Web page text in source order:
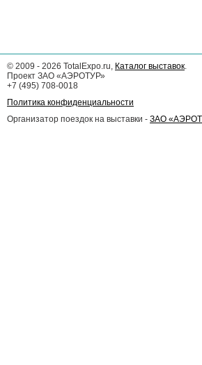
© 2009 - 2026 TotalExpo.ru, Каталог выставок.
Проект ЗАО «АЭРОТУР»
+7 (495) 708-0018
Политика конфиденциальности
Организатор поездок на выставки - ЗАО